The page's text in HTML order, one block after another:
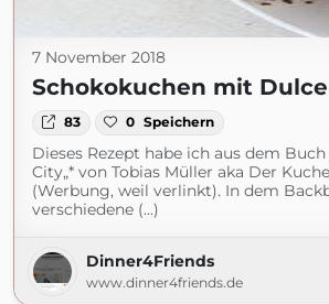
7 November 2018
Schokokuchen mit
83 0 Speichern
Dieses Rezept habe ich aus dem Buch
City„* von Tobias Müller aka Der
(Werbung, weil verlinkt). In dem
verschiedene (...)
Dinner4Friends
www.dinner4friends.de